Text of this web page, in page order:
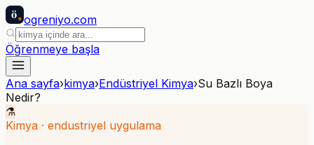
ö ogreniyo.com
Öğrenmeye başla
Ana sayfa›kimya›Endüstriyel Kimya›Su Bazlı Boya
Nedir?
⚗️
Kimya · endustriyel uygulama